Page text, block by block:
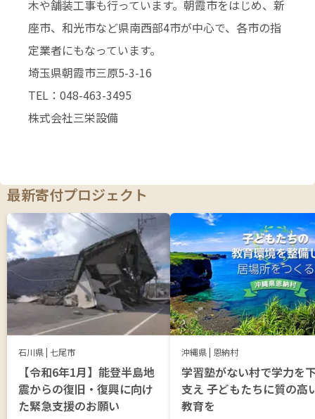
木や舗装工事も行っています。朝霞市をはじめ、新
座市、和光市など県南西部4市が中心で、各市の指
定業者にもなっています。
埼玉県朝霞市三原5-3-16
TEL：048-463-3495
株式会社三栄設備
最新寄付プロジェクト
石川県| 七尾市
【令和6年1月】能登半島地
震からの復旧・復興に向け
た緊急支援のお願い
沖縄県| 恩納村
学習塾がない村で学力を
支え 子どもたちに質の高
教育を